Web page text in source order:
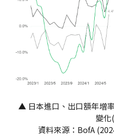
▲ 日本進口、出口額年增
變化
資料來源：BofA